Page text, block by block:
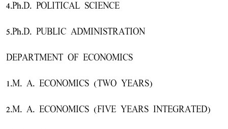
4.Ph.D. POLITICAL SCIENCE
5.Ph.D. PUBLIC ADMINISTRATION
DEPARTMENT OF ECONOMICS
1.M. A. ECONOMICS (TWO YEARS)
2.M. A. ECONOMICS (FIVE YEARS INTEGRATED)